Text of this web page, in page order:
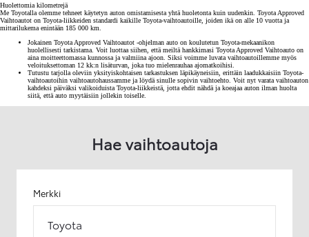
Huolettomia kilometrejä
Me Toyotalla olemme tehneet käytetyn auton omistamisesta yhtä huoletonta kuin uudenkin. Toyota Approved
Vaihtoautot on Toyota-liikkeiden standardi kaikille Toyota-vaihtoautoille, joiden ikä on alle 10 vuotta ja
mittarilukema enintään 185 000 km.
Jokainen Toyota Approved Vaihtoautot -ohjelman auto on koulutetun Toyota-mekaanikon
huolellisesti tarkistama. Voit luottaa siihen, että meiltä hankkimasi Toyota Approved Vaihtoauto on
aina moitteettomassa kunnossa ja valmiina ajoon. Siksi voimme luvata vaihtoautoillemme myös
veloituksettoman 12 kk:n lisäturvan, joka tuo mielenrauhaa ajomatkoihisi.
Tutustu tarjolla oleviin yksityiskohtaisen tarkastuksen läpikäyneisiin, erittäin laadukkaisiin Toyota-
vaihtoautoihin vaihtoautohaussamme ja löydä sinulle sopivin vaihtoehto. Voit nyt varata vaihtoauton
kahdeksi päiväksi valikoiduista Toyota-liikkeistä, jotta ehdit nähdä ja koeajaa auton ilman huolta
siitä, että auto myytäisiin jollekin toiselle.
Hae vaihtoautoja
Merkki
Toyota